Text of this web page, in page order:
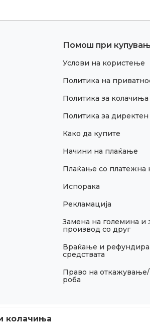
Помош при
Услови на користење
Политика на
Политика за колачиња
Политика за
Како да купите
Начини на плаќање
Плаќање со платежна
Испорака
Рекламација
Замена на големина и
производ со друг
Враќање и
средствата
Право на
роба
колачиња